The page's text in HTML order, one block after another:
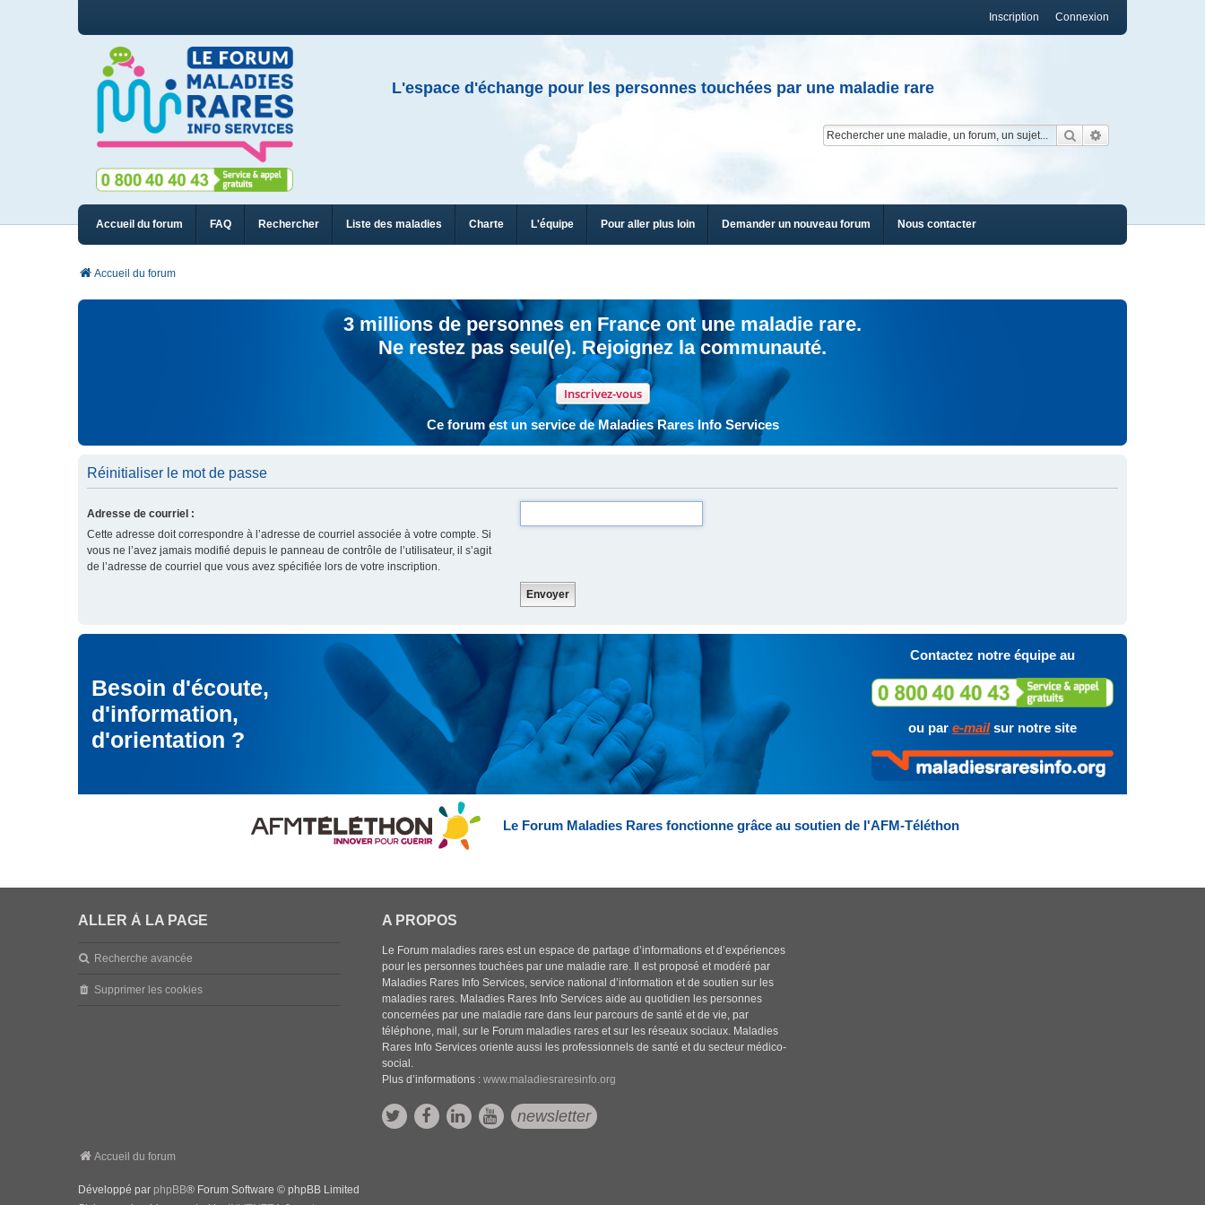
Connexion
Inscription
L'espace d'échange pour les personnes touchées par une maladie rare
Rechercher
Accueil du forum FAQ Rechercher Liste des maladies Charte L'équipe Pour aller plus loin Demander un nouveau forum Nous contacter
Accueil du forum
3 millions de personnes en France ont une maladie rare.
Ne restez pas seul(e). Rejoignez la communauté.
Inscrivez-vous
Ce forum est un service de Maladies Rares Info Services
Réinitialiser le mot de passe
Adresse de courriel :
Cette adresse doit correspondre à l’adresse de courriel associée à votre compte. Si
vous ne l’avez jamais modifié depuis le panneau de contrôle de l’utilisateur, il s’agit
de l’adresse de courriel que vous avez spécifiée lors de votre inscription.
Besoin d'écoute,
d'information,
d'orientation ?
Contactez notre équipe au
ou par e-mailsur notre site
Le Forum Maladies Rares fonctionne grâce au soutien de l'AFM-Téléthon
ALLER À LA PAGE
Recherche avancée
Supprimer les cookies
A PROPOS
Le Forum maladies rares est un espace de partage d’informations et d’expériences
pour les personnes touchées par une maladie rare. Il est proposé et modéré par
Maladies Rares Info Services, service national d’information et de soutien sur les
maladies rares. Maladies Rares Info Services aide au quotidien les personnes
concernées par une maladie rare dans leur parcours de santé et de vie, par
téléphone, mail, sur le Forum maladies rares et sur les réseaux sociaux. Maladies
Rares Info Services oriente aussi les professionnels de santé et du secteur médico-
social.
Plus d’informations :www.maladiesraresinfo.org
newsletter
Accueil du forum
Développé par phpBB® Forum Software © phpBB Limited